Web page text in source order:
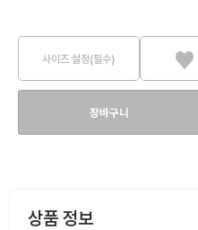
사이즈 설정(필수)
장바구니
상품 정보